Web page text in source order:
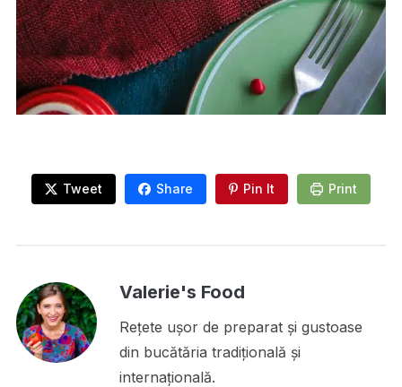
Tweet Share Pin It Print
Valerie's Food
Rețete ușor de preparat și gustoase
din bucătăria tradițională și
internațională.